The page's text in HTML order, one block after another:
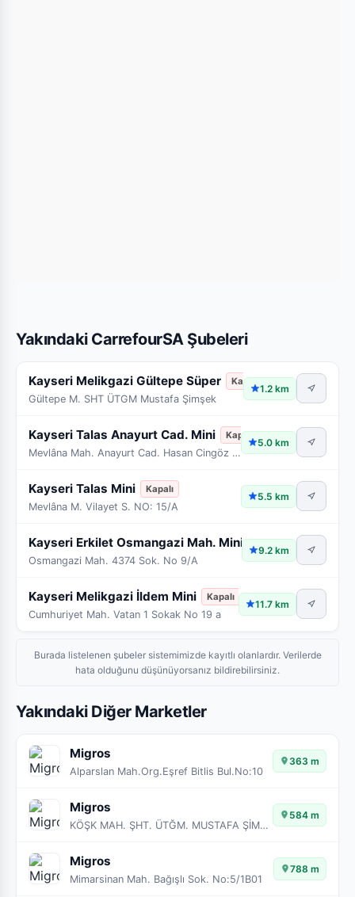
Yakındaki CarrefourSA Şubeleri
Kayseri Melikgazi Gültepe Süper Kapalı
Gültepe M. SHT ÜTGM Mustafa Şimşek
1.2 km
Kayseri Talas Anayurt Cad. Mini Kapalı
Mevlâna Mah. Anayurt Cad. Hasan Cingöz Konağı No:26 Kapı No
5.0 km
Kayseri Talas Mini Kapalı
Mevlâna M. Vilayet S. NO: 15/A
5.5 km
Kayseri Erkilet Osmangazi Mah. Mini Kapalı
Osmangazi Mah. 4374 Sok. No 9/A
9.2 km
Kayseri Melikgazi İldem Mini Kapalı
Cumhuriyet Mah. Vatan 1 Sokak No 19 a
11.7 km
Burada listelenen şubeler sistemimizde kayıtlı olanlardır. Verilerde
hata olduğunu düşünüyorsanız bildirebilirsiniz.
Yakındaki Diğer Marketler
Migros
Alparslan Mah.Org.Eşref Bitlis Bul.No:10
363 m
Migros
KÖŞK MAH. ŞHT. ÜTĞM. MUSTAFA ŞİMŞEK BUL.
584 m
Migros
Mimarsinan Mah. Bağışlı Sok. No:5/1B01
788 m